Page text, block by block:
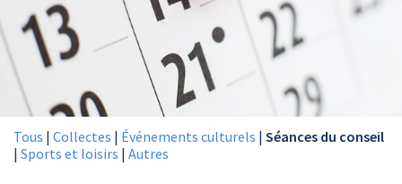
Tous | Collectes | Événements culturels | Séances du conseil
| Sports et loisirs | Autres